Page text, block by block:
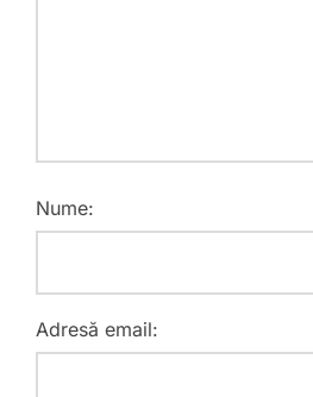
Nume:
Adresă email: